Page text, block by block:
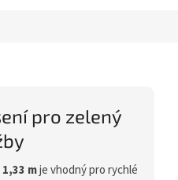
pro zelený
1,33 mje vhodný pro rychlé